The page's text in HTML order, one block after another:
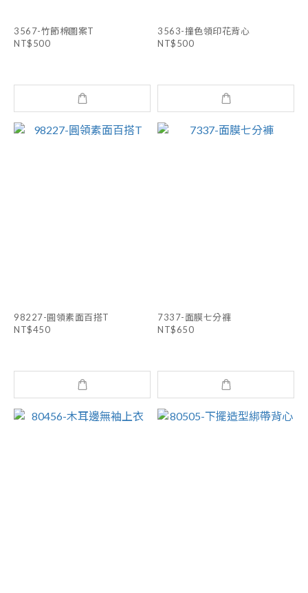
3567-竹節棉圖案T
NT$500
3563-撞色領印花背心
NT$500
98227-圓領素面百搭T
NT$450
7337-面膜七分褲
NT$650